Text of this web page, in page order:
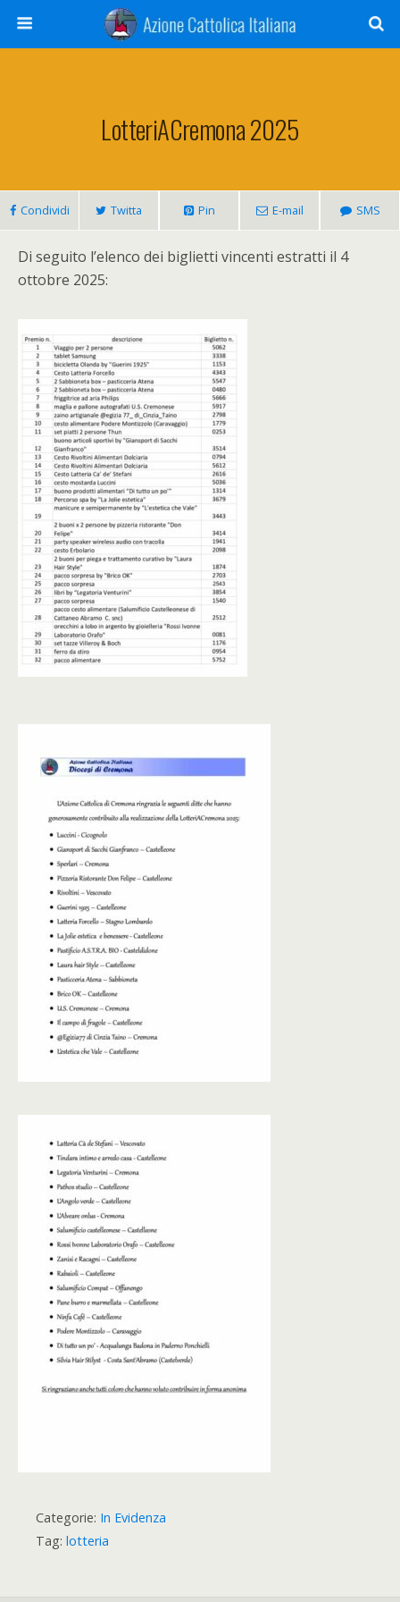
LotteriACremona 2025
Condividi Twitta Pin E-mail SMS
Di seguito l’elenco dei biglietti vincenti estratti il 4
ottobre 2025:
Categorie: In Evidenza
Tag: lotteria